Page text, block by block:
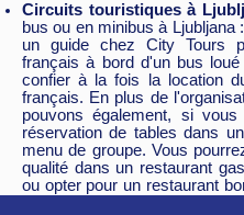
Circuits touristiques à
bus ou en minibus à
un guide chez City Tours
français à bord d'un bus
confier à la fois la location
français. En plus de
pouvons également, si
réservation de tables dans
menu de groupe. Vous
qualité dans un restaurant
ou opter pour un restaurant